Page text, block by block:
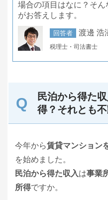
場合の項目はなに？そ
がお答えします。
回答者 渡邊 浩
税理士・司法書士
民泊から得た
得？それとも
今年から賃貸マンション
を始めました。
民泊から得た収入は事業
所得ですか。